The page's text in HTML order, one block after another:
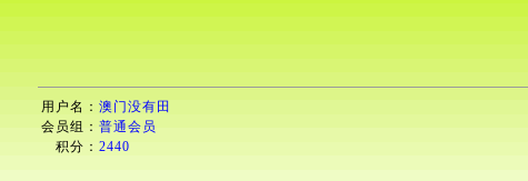
用户名： 澳门没有田
会员组： 普通会员
积分： 2440